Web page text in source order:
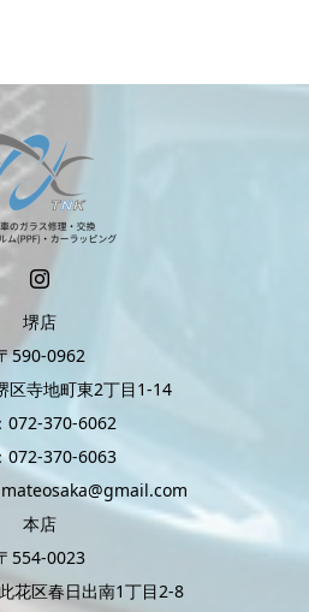
堺店
590-0962
区寺地町東2丁目1-14
072-370-6062
072-370-6063
本店
554-0023
花区春日出南1丁目2-8